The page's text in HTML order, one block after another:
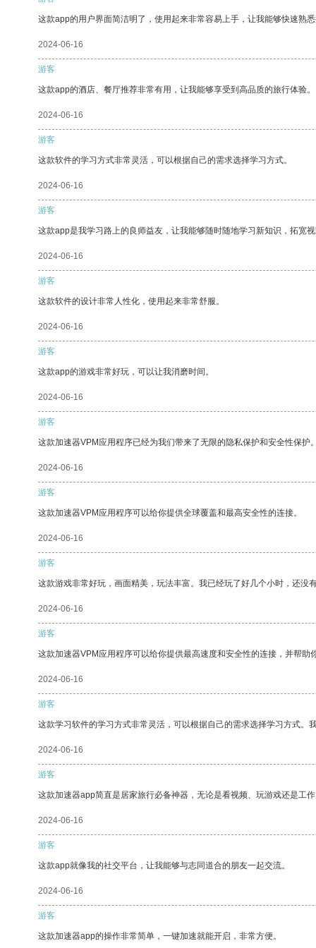
这款app的用户界面简洁明了，使用起来非常容易上手，让我能够快速熟悉
2024-06-16
游客
这款app的酒店、餐厅推荐非常有用，让我能够享受到高品质的旅行体验。
2024-06-16
游客
这款软件的学习方式非常灵活，可以根据自己的需求选择学习方式。
2024-06-16
游客
这款app是我学习路上的良师益友，让我能够随时随地学习新知识，拓宽视
2024-06-16
游客
这款软件的设计非常人性化，使用起来非常舒服。
2024-06-16
游客
这款app的游戏非常好玩，可以让我消磨时间。
2024-06-16
游客
这款加速器VPM应用程序已经为我们带来了无限的隐私保护和安全性保护。
2024-06-16
游客
这款加速器VPM应用程序可以给你提供全球覆盖和最高安全性的连接。
2024-06-16
游客
这款游戏非常好玩，画面精美，玩法丰富。我已经玩了好几个小时，还没有
2024-06-16
游客
这款加速器VPM应用程序可以给你提供最高速度和安全性的连接，并帮助
2024-06-16
游客
这款学习软件的学习方式非常灵活，可以根据自己的需求选择学习方式。
2024-06-16
游客
这款加速器app简直是居家旅行必备神器，无论是看视频、玩游戏还是工
2024-06-16
游客
这款app就像我的社交平台，让我能够与志同道合的朋友一起交流。
2024-06-16
游客
这款加速器app的操作非常简单，一键加速就能开启，非常方便。